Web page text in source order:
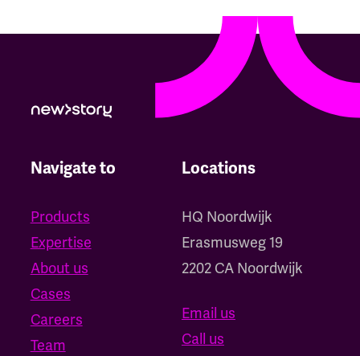
Navigate to
Products
Expertise
About us
Cases
Careers
Team
Locations
HQ Noordwijk
‍Erasmusweg 19
2202 CA Noordwijk
Email us
Call us